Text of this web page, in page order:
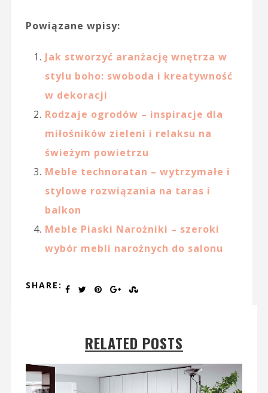
Powiązane wpisy:
Jak stworzyć aranżację wnętrza w
stylu boho: swoboda i kreatywność
w dekoracji
Rodzaje ogrodów – inspiracje dla
miłośników zieleni i relaksu na
świeżym powietrzu
Meble technoratan – wytrzymałe i
stylowe rozwiązania na taras i
balkon
Meble Piaski Narożniki – szeroki
wybór mebli narożnych do salonu
SHARE:
RELATED POSTS